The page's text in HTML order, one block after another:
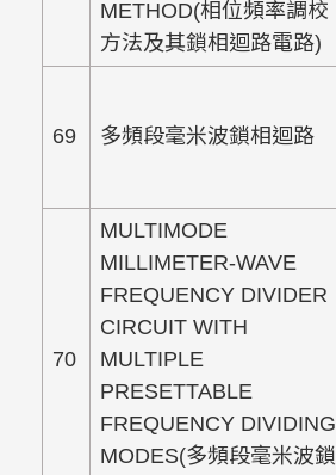
METHOD(相位頻率調校
方法及其鎖相迴路電路)
69 多頻段毫米波鎖相迴路
70
MULTIMODE
MILLIMETER-WAVE
FREQUENCY DIVIDER
CIRCUIT WITH
MULTIPLE
PRESETTABLE
FREQUENCY DIVIDING
MODES(多頻段毫米波鎖